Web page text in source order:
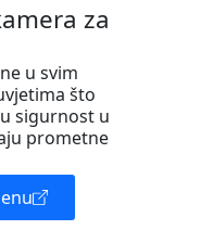
za
u svim
što
sigurnost u
prometne